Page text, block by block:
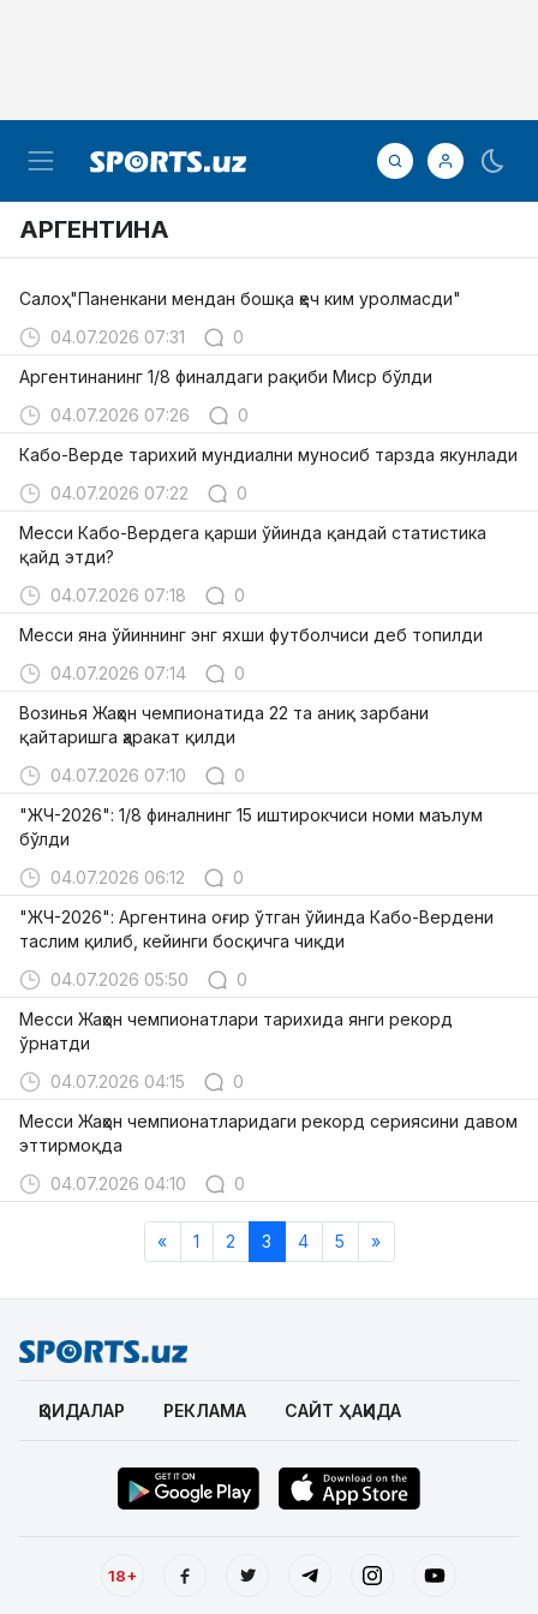
АРГЕНТИНА
Салоҳ: "Паненкани мендан бошқа ҳеч ким уролмасди"
04.07.2026 07:31
0
Аргентинанинг 1/8 финалдаги рақиби Миср бўлди
04.07.2026 07:26
0
Кабо-Верде тарихий мундиални муносиб тарзда якунлади
04.07.2026 07:22
0
Месси Кабо-Вердега қарши ўйинда қандай статистика
қайд этди?
04.07.2026 07:18
0
Месси яна ўйиннинг энг яхши футболчиси деб топилди
04.07.2026 07:14
0
Возинья Жаҳон чемпионатида 22 та аниқ зарбани
қайтаришга ҳаракат қилди
04.07.2026 07:10
0
"ЖЧ-2026": 1/8 финалнинг 15 иштирокчиси номи маълум
бўлди
04.07.2026 06:12
0
"ЖЧ-2026": Аргентина оғир ўтган ўйинда Кабо-Вердени
таслим қилиб, кейинги босқичга чиқди
04.07.2026 05:50
0
Месси Жаҳон чемпионатлари тарихида янги рекорд
ўрнатди
04.07.2026 04:15
0
Месси Жаҳон чемпионатларидаги рекорд сериясини давом
эттирмоқда
04.07.2026 04:10
0
« 1 2 3 4 5 »
ҚОИДАЛАР РЕКЛАМА САЙТ ҲАҚИДА
18+